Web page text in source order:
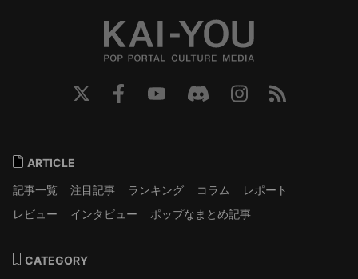
ARTICLE
記事一覧
注目記事 ランキング コラム
レポート
レビュー
インタビュー ポップなまとめ記事
CATEGORY